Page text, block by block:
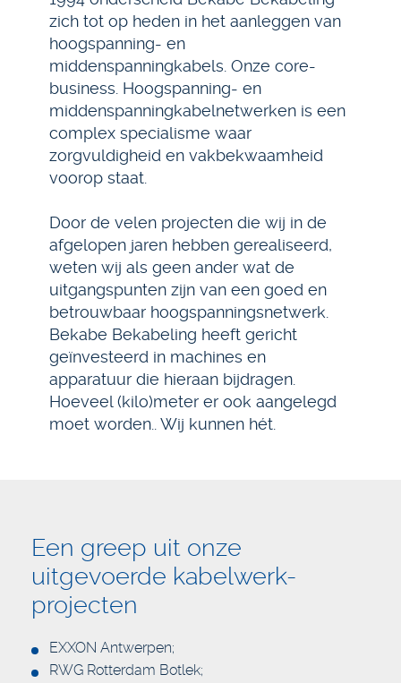
zich tot op heden in het aanleggen van
hoogspanning- en
middenspanningkabels. Onze core-
business. Hoogspanning- en
middenspanningkabelnetwerken is een
complex specialisme waar
zorgvuldigheid en vakbekwaamheid
voorop staat.
Door de velen projecten die wij in de
afgelopen jaren hebben gerealiseerd,
weten wij als geen ander wat de
uitgangspunten zijn van een goed en
betrouwbaar hoogspanningsnetwerk.
Bekabe Bekabeling heeft gericht
geïnvesteerd in machines en
apparatuur die hieraan bijdragen.
Hoeveel (kilo)meter er ook aangelegd
moet worden.. Wij kunnen hét.
Een greep uit onze
uitgevoerde kabelwerk-
projecten
EXXON Antwerpen;
RWG Rotterdam Botlek;